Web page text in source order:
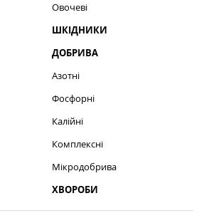
Овочеві
ШКІДНИКИ
ДОБРИВА
Азотні
Фосфорні
Калійні
Комплексні
Мікродобрива
ХВОРОБИ